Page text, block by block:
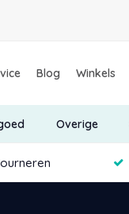
Blog Winkels
Overige